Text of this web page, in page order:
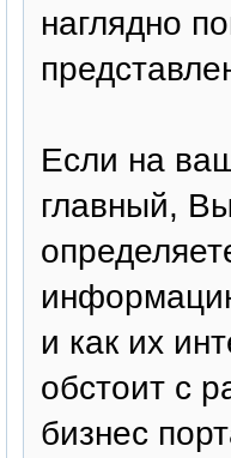
наглядно
Если на
главный,
и как их
обстоит с
бизнес